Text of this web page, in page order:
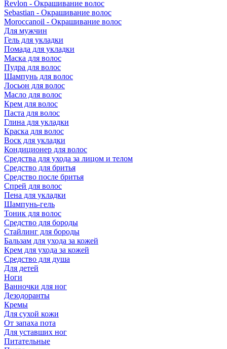
Revlon - Окрашивание волос
Sebastian - Окрашивание волос
Moroccanoil - Окрашивание волос
Для мужчин
Гель для укладки
Помада для укладки
Маска для волос
Пудра для волос
Шампунь для волос
Лосьон для волос
Масло для волос
Крем для волос
Паста для волос
Глина для укладки
Краска для волос
Воск для укладки
Кондиционер для волос
Средства для ухода за лицом и телом
Средство для бритья
Средство после бритья
Спрей для волос
Пена для укладки
Шампунь-гель
Тоник для волос
Средство для бороды
Стайлинг для бороды
Бальзам для ухода за кожей
Крем для ухода за кожей
Средство для душа
Для детей
Ноги
Ванночки для ног
Дезодоранты
Кремы
Для сухой кожи
От запаха пота
Для уставших ног
Питательные